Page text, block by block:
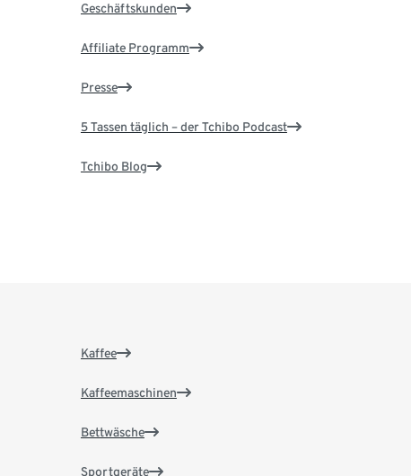
Geschäftskunden
Affiliate Programm
Presse
5 Tassen täglich – der Tchibo Podcast
Tchibo Blog
Kaffee
Kaffeemaschinen
Bettwäsche
Sportgeräte